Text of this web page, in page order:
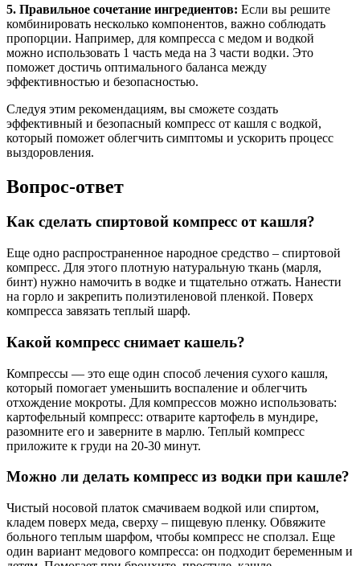
5. Правильное сочетание ингредиентов: Если вы решите
комбинировать несколько компонентов, важно соблюдать
пропорции. Например, для компресса с медом и водкой
можно использовать 1 часть меда на 3 части водки. Это
поможет достичь оптимального баланса между
эффективностью и безопасностью.
Следуя этим рекомендациям, вы сможете создать
эффективный и безопасный компресс от кашля с водкой,
который поможет облегчить симптомы и ускорить процесс
выздоровления.
Вопрос-ответ
Как сделать спиртовой компресс от кашля?
Еще одно распространенное народное средство – спиртовой
компресс. Для этого плотную натуральную ткань (марля,
бинт) нужно намочить в водке и тщательно отжать. Нанести
на горло и закрепить полиэтиленовой пленкой. Поверх
компресса завязать теплый шарф.
Какой компресс снимает кашель?
Компрессы — это еще один способ лечения сухого кашля,
который помогает уменьшить воспаление и облегчить
отхождение мокроты. Для компрессов можно использовать:
картофельный компресс: отварите картофель в мундире,
разомните его и заверните в марлю. Теплый компресс
приложите к груди на 20-30 минут.
Можно ли делать компресс из водки при кашле?
Чистый носовой платок смачиваем водкой или спиртом,
кладем поверх меда, сверху – пищевую пленку. Обвяжите
больного теплым шарфом, чтобы компресс не сползал. Еще
один вариант медового компресса: он подходит беременным и